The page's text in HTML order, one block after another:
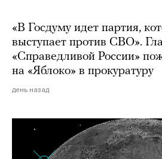
«В Госдуму идет партия,
выступает против СВО».
«Справедливой России»
на «Яблоко» в прокуратуру
день назад